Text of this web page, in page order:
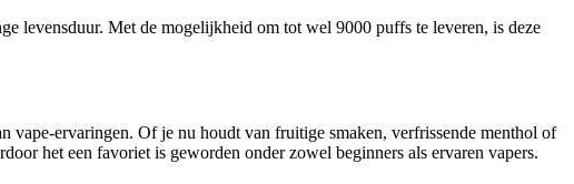
levensduur. Met de mogelijkheid om tot wel 9000 puffs te leveren, is deze
vape-ervaringen. Of je nu houdt van fruitige smaken, verfrissende menthol of
het een favoriet is geworden onder zowel beginners als ervaren vapers.